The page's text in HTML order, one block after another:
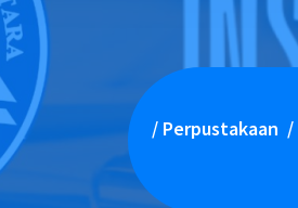
/ Perpustakaan /